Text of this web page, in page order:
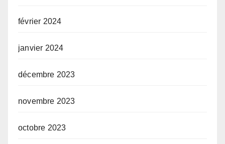
février 2024
janvier 2024
décembre 2023
novembre 2023
octobre 2023